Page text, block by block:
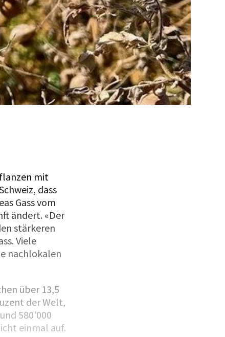
mit
dass
Gass vom
ändert. «Der
stärkeren
Viele
nachlokalen
über 13,5
der Welt,
580'000
einmal auf.